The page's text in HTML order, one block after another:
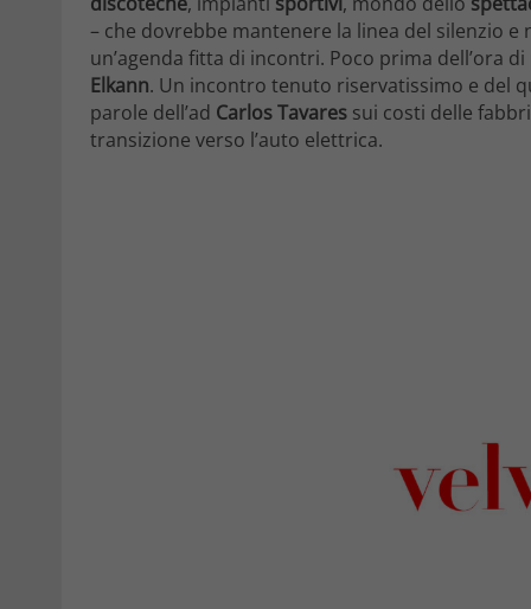
– che dovrebbe mantenere la linea del silenzio
un’agenda fitta di incontri. Poco prima dell’ora
Elkann. Un incontro tenuto riservatissimo e del
parole dell’ad Carlos Tavares sui costi delle
transizione verso l’auto elettrica.